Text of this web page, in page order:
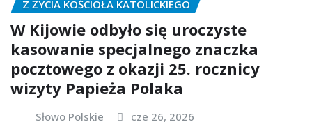
Z ŻYCIA KOŚCIOŁA KATOLICKIEGO
W Kijowie odbyło się uroczyste
kasowanie specjalnego znaczka
pocztowego z okazji 25. rocznicy
wizyty Papieża Polaka
Słowo Polskie cze 26, 2026